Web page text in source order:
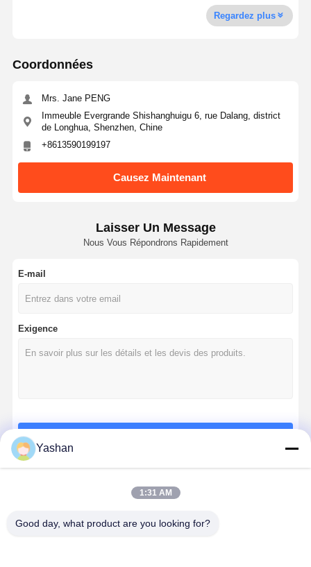
Regardez plus
Coordonnées
Mrs. Jane PENG
Immeuble Evergrande Shishanghuigu 6, rue Dalang, district
de Longhua, Shenzhen, Chine
+8613590199197
Causez Maintenant
Laisser Un Message
Nous Vous Répondrons Rapidement
E-mail
Exigence
Yashan
1:31 AM
Good day, what product are you looking for?